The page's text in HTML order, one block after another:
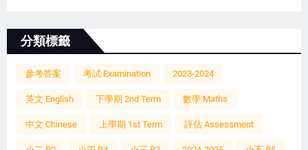
分類標籤
參考答案 考試 Examination 2023-2024
英文 English 下學期 2nd Term 數學 Maths
中文 Chinese 上學期 1st Term 評估 Assessment